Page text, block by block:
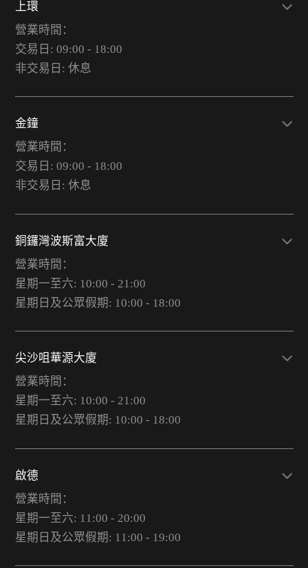
上環
營業時間：
交易日: 09:00 - 18:00
非交易日: 休息
金鐘
營業時間：
交易日: 09:00 - 18:00
非交易日: 休息
銅鑼灣波斯富大廈
營業時間：
星期一至六: 10:00 - 21:00
星期日及公眾假期: 10:00 - 18:00
尖沙咀華源大廈
營業時間：
星期一至六: 10:00 - 21:00
星期日及公眾假期: 10:00 - 18:00
啟德
營業時間：
星期一至六: 11:00 - 20:00
星期日及公眾假期: 11:00 - 19:00